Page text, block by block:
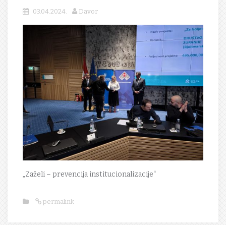
03.04.2024. Davor
„Zaželi – prevencija institucionalizacije“
permalink